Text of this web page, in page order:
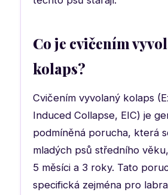
Co je cvičením
kolaps?
Cvičením vyvolaný kolaps
Induced Collapse, EIC) je
podmíněná porucha, která
mladých psů středního
5 měsíci a 3 roky. Tato
specifická zejména pro